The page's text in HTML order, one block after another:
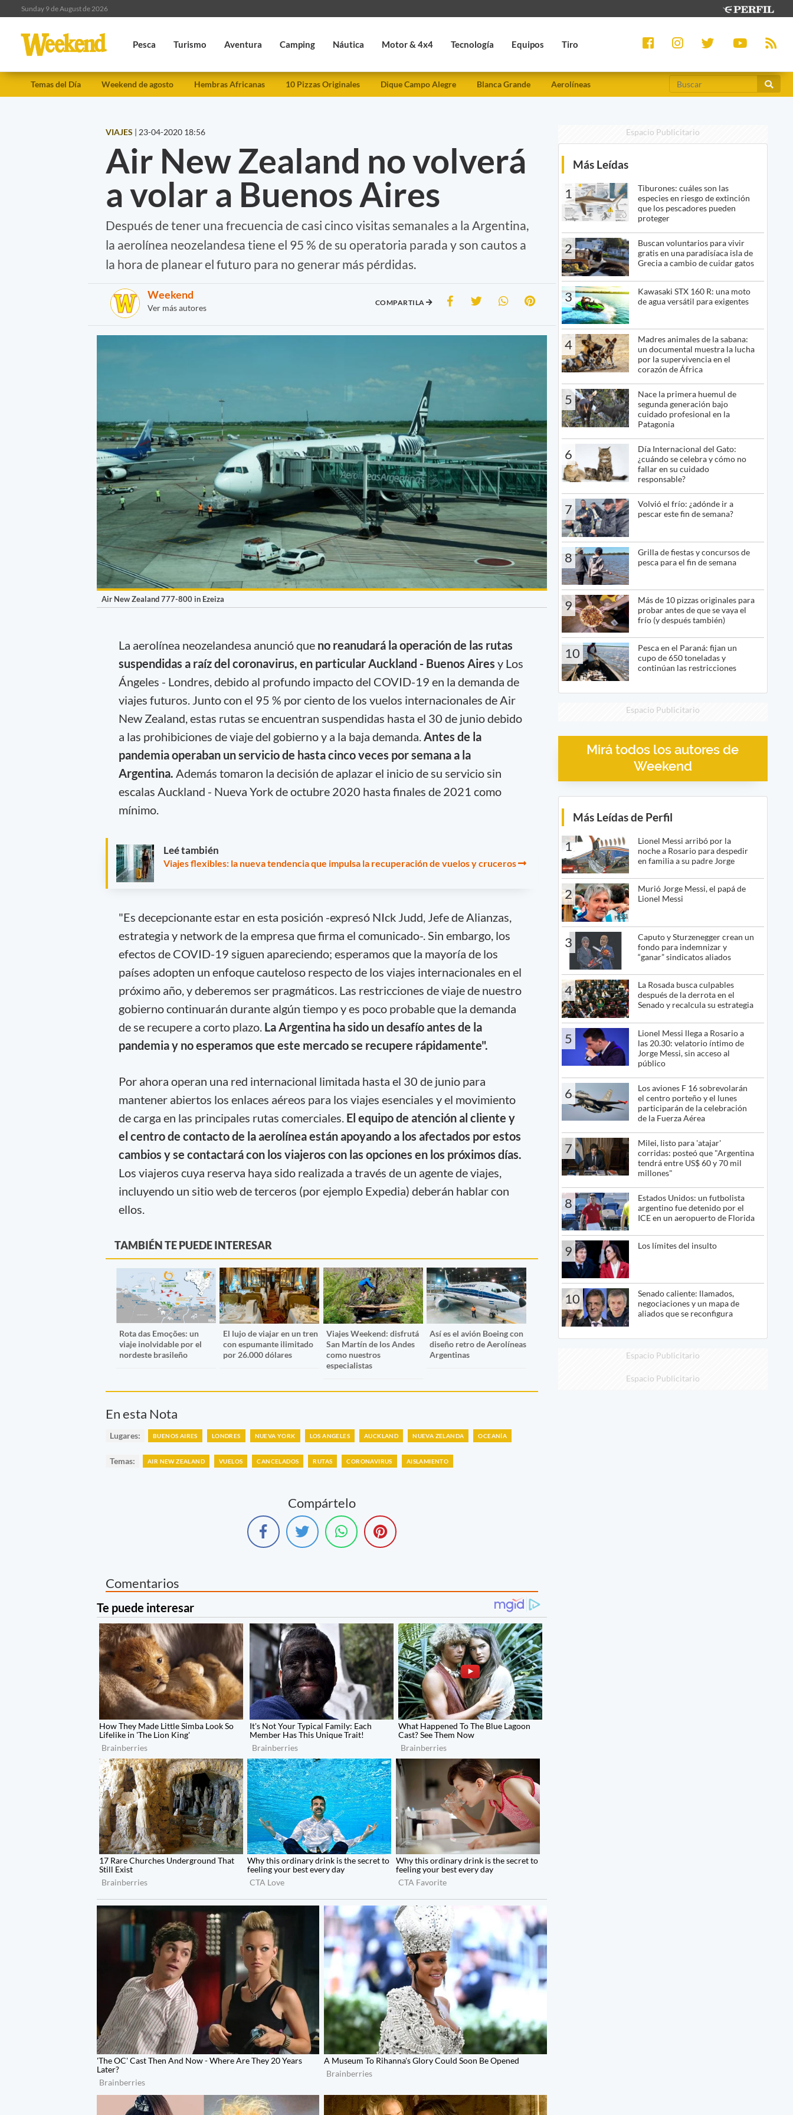
Sunday 9 de August de 2026
Pesca Turismo Aventura Camping Náutica Motor & 4x4 Tecnología Equipos Tiro
Temas del Día Weekend de agosto Hembras Africanas 10 Pizzas Originales Dique Campo Alegre Blanca Grande Aerolíneas
VIAJES | 23-04-2020 18:56
Air New Zealand no volverá
a volar a Buenos Aires
Después de tener una frecuencia de casi cinco visitas semanales a la Argentina,
la aerolínea neozelandesa tiene el 95 % de su operatoria parada y son cautos a
la hora de planear el futuro para no generar más pérdidas.
Weekend
Ver más autores
COMPARTILA
Air New Zealand 777-800 in Ezeiza
La aerolínea neozelandesa anunció queno reanudará la operación de las rutas
suspendidas a raíz del coronavirus, en particular Auckland - Buenos Aires y Los
Ángeles - Londres, debido al profundo impacto del COVID-19 en la demanda de
viajes futuros. Junto con el 95 % por ciento de los vuelos internacionales de Air
New Zealand, estas rutas se encuentran suspendidas hasta el 30 de junio debido
a las prohibiciones de viaje del gobierno y a la baja demanda. Antes de la
pandemia operaban un servicio de hasta cinco veces por semana a la
Argentina. Además tomaron la decisión de aplazar el inicio de su servicio sin
escalas Auckland - Nueva York de octubre 2020 hasta finales de 2021 como
mínimo.
Leé también
Viajes flexibles: la nueva tendencia que impulsa la recuperación de vuelos y cruceros
"Es decepcionante estar en esta posición -expresó NIck Judd, Jefe de Alianzas,
estrategia y network de la empresa que firma el comunicado-. Sin embargo, los
efectos de COVID-19 siguen apareciendo; esperamos que la mayoría de los
países adopten un enfoque cauteloso respecto de los viajes internacionales en el
próximo año, y deberemos ser pragmáticos. Las restricciones de viaje de nuestro
gobierno continuarán durante algún tiempo y es poco probable que la demanda
de se recupere a corto plazo. La Argentina ha sido un desafío antes de la
pandemia y no esperamos que este mercado se recupere rápidamente".
Por ahora operan una red internacional limitada hasta el 30 de junio para
mantener abiertos los enlaces aéreos para los viajes esenciales y el movimiento
de carga en las principales rutas comerciales. El equipo de atención al cliente y
el centro de contacto de la aerolínea están apoyando a los afectados por estos
cambios y se contactará con los viajeros con las opciones en los próximos días.
Los viajeros cuya reserva haya sido realizada a través de un agente de viajes,
incluyendo un sitio web de terceros (por ejemplo Expedia) deberán hablar con
ellos.
TAMBIÉN TE PUEDE INTERESAR
Rota das Emoções: un
viaje inolvidable por el
nordeste brasileño
El lujo de viajar en un tren
con espumante ilimitado
por 26.000 dólares
Viajes Weekend: disfrutá
San Martín de los Andes
como nuestros
especialistas
Así es el avión Boeing con
diseño retro de Aerolíneas
Argentinas
En esta Nota
Lugares: BUENOS AIRES LONDRES NUEVA YORK LOS ANGELES AUCKLAND NUEVA ZELANDA OCEANÍA
Temas: AIR NEW ZEALAND VUELOS CANCELADOS RUTAS CORONAVIRUS AISLAMIENTO
Compártelo
Comentarios
Espacio Publicitario
Más Leídas
1
Tiburones: cuáles son las
especies en riesgo de extinción
que los pescadores pueden
proteger
2
Buscan voluntarios para vivir
gratis en una paradisíaca isla de
Grecia a cambio de cuidar gatos
3
Kawasaki STX 160 R: una moto
de agua versátil para exigentes
4
Madres animales de la sabana:
un documental muestra la lucha
por la supervivencia en el
corazón de África
5
Nace la primera huemul de
segunda generación bajo
cuidado profesional en la
Patagonia
6
Día Internacional del Gato:
¿cuándo se celebra y cómo no
fallar en su cuidado
responsable?
7
Volvió el frío: ¿adónde ir a
pescar este fin de semana?
8
Grilla de fiestas y concursos de
pesca para el fin de semana
9
Más de 10 pizzas originales para
probar antes de que se vaya el
frío (y después también)
10
Pesca en el Paraná: fijan un
cupo de 650 toneladas y
continúan las restricciones
Espacio Publicitario
Mirá todos los autores de
Weekend
Más Leídas de Perfil
1
Lionel Messi arribó por la
noche a Rosario para despedir
en familia a su padre Jorge
2
Murió Jorge Messi, el papá de
Lionel Messi
3
Caputo y Sturzenegger crean un
fondo para indemnizar y
“ganar” sindicatos aliados
4
La Rosada busca culpables
después de la derrota en el
Senado y recalcula su estrategia
5
Lionel Messi llega a Rosario a
las 20.30: velatorio íntimo de
Jorge Messi, sin acceso al
público
6
Los aviones F 16 sobrevolarán
el centro porteño y el lunes
participarán de la celebración
de la Fuerza Aérea
7
Milei, listo para 'atajar'
corridas: posteó que "Argentina
tendrá entre US$ 60 y 70 mil
millones"
8
Estados Unidos: un futbolista
argentino fue detenido por el
ICE en un aeropuerto de Florida
9 Los límites del insulto
10
Senado caliente: llamados,
negociaciones y un mapa de
aliados que se reconfigura
Espacio Publicitario
Espacio Publicitario